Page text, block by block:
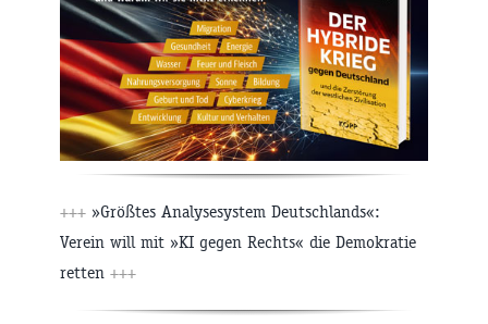
+++ »Größtes Analysesystem Deutschlands«:
Verein will mit »KI gegen Rechts« die Demokratie
retten +++